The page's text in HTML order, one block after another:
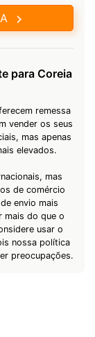
para Coreia
remessa
vender os seus
mas apenas
elevados.
mas
de comércio
envio mais
mais do que o
usar o
nossa política
preocupações.